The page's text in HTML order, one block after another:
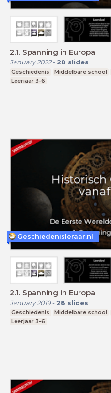
2.1. Spanning in Europa
January 2022- 28 slides
Geschiedenis Middelbare school
Leerjaar 3-6
2.1. Spanning in Europa
January 2019- 28 slides
Geschiedenis Middelbare school
Leerjaar 3-6
Geschiedenisleraar.nl